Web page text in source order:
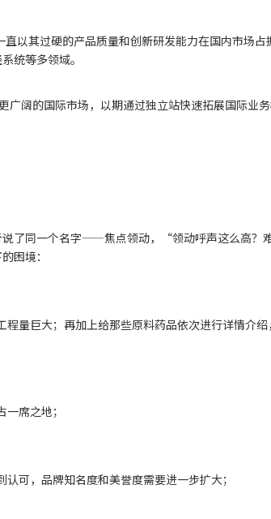
以其过硬的产品质量和创新研发能力在国内市场占
统等多领域。
阔的国际市场，以期通过独立站快速拓展国际业
说了同一个名字——焦点领动，“领动呼声这么高？
困境：
量巨大；再加上给那些原料药品依次进行详情介
席之地；
可，品牌知名度和美誉度需要进一步扩大；